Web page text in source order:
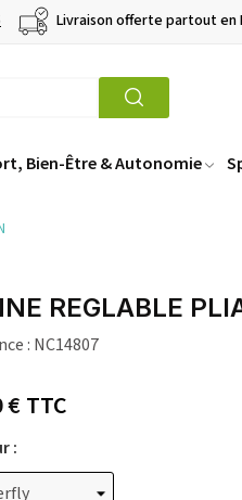
Livraison offerte partout en
Bien-Être & Autonomie
REGLABLE
: NC14807
€TTC
: